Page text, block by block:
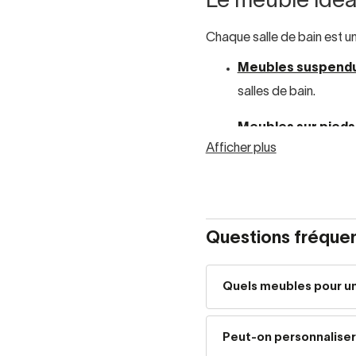
Chaque salle de bain est
Meubles
salles de bain.
Meubles sur pieds
capacité de
guide comme s’il était
Styles de
Afficher plus
Questions
Quels meubles pour
Peut-on